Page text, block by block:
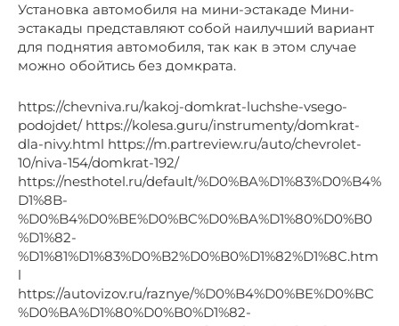
Установка автомобиля на мини-эстакаде Мини-
эстакады представляют собой наилучший вариант
для поднятия автомобиля, так как в этом случае
можно обойтись без домкрата.
https://chevniva.ru/kakoj-domkrat-luchshe-vsego-
podojdet/ https://kolesa.guru/instrumenty/domkrat-
dla-nivy.html https://m.partreview.ru/auto/chevrolet-
10/niva-154/domkrat-192/
https://nesthotel.ru/default/%D0%BA%D1%83%D0%B4%
D1%8B-
%D0%B4%D0%BE%D0%BC%D0%BA%D1%80%D0%B0
%D1%82-
%D1%81%D1%83%D0%B2%D0%B0%D1%82%D1%8C.htm
l
https://autovizov.ru/raznye/%D0%B4%D0%BE%D0%BC
%D0%BA%D1%80%D0%B0%D1%82-